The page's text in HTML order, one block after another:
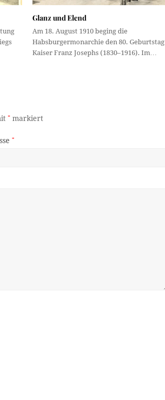
Glanz und Elend
Am 18. August 1910 beging die
Habsburgermonarchie den 80. Geburtstag
Kaiser Franz Josephs (1830–1916). Im…
* markiert
*